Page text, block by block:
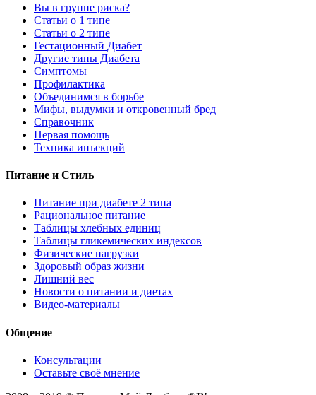
Вы в группе риска?
Статьи о 1 типе
Статьи о 2 типе
Гестационный Диабет
Другие типы Диабета
Симптомы
Профилактика
Объединимся в борьбе
Мифы, выдумки и откровенный бред
Справочник
Первая помощь
Техника инъекций
Питание и Стиль
Питание при диабете 2 типа
Рациональное питание
Таблицы хлебных единиц
Таблицы гликемических индексов
Физические нагрузки
Здоровый образ жизни
Лишний вес
Новости о питании и диетах
Видео-материалы
Общение
Консультации
Оставьте своё мнение